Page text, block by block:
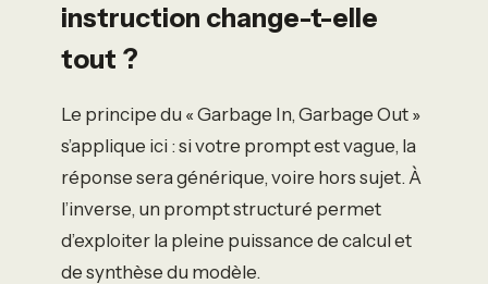
instruction change-t-elle
tout ?
Le principe du « Garbage In, Garbage Out »
s’applique ici : si votre prompt est vague, la
réponse sera générique, voire hors sujet. À
l’inverse, un prompt structuré permet
d’exploiter la pleine puissance de calcul et
de synthèse du modèle.